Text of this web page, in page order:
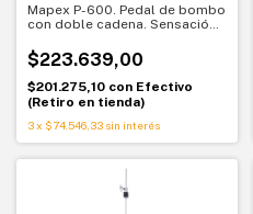
Mapex P-600. Pedal de bombo
con doble cadena. Sensación
$223.639,00
$201.275,10 con Efectivo
(Retiro en tienda)
3x $74.546,33 sin interés